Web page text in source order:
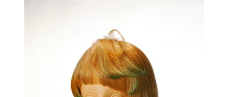
Branch